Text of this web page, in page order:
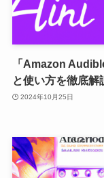
「Amazon
と使い方を徹底解
2024年10月25日